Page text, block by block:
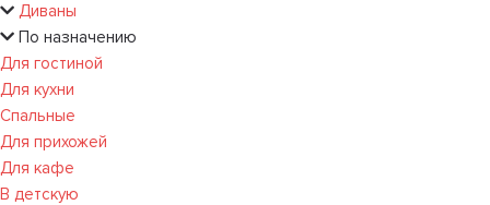
Диваны
По назначению
Для гостиной
Для кухни
Спальные
Для прихожей
Для кафе
В детскую